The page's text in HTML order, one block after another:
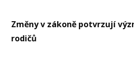
Změny v zákoně potvrzují
rodičů